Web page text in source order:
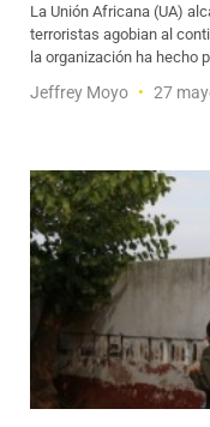
La Unión Africana (UA)
terroristas agobian al
la organización ha hecho
Jeffrey Moyo 27